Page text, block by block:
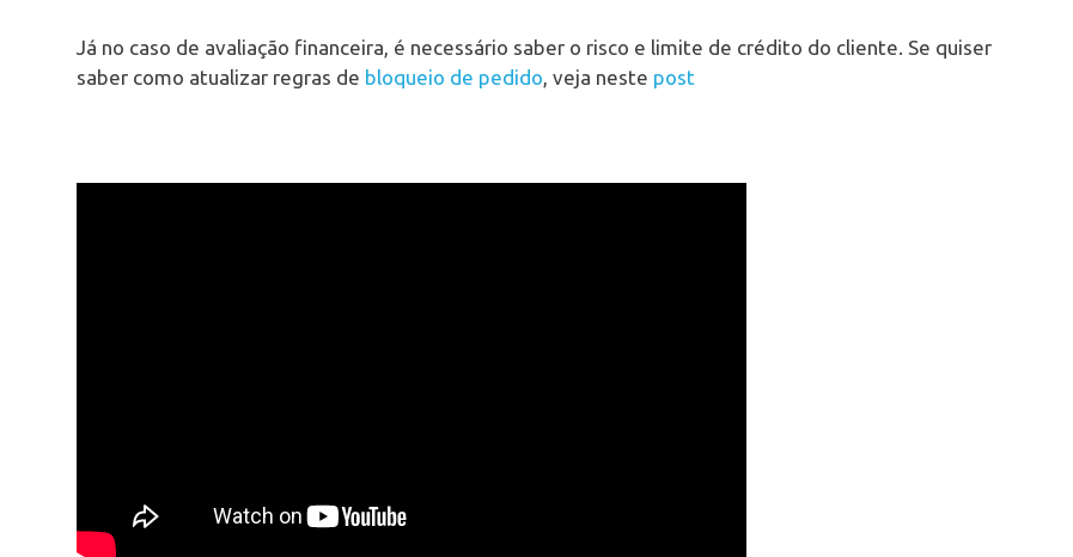
Já no caso de avaliação financeira, é necessário saber o risco e limite de crédito do cliente. Se quiser
saber como atualizar regras de bloqueio de pedido, veja neste post